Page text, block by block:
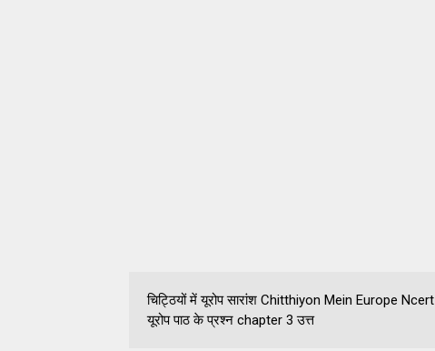
चिट्ठियों में यूरोप सारांश Chitthiyon Mein Europe
यूरोप पाठ के प्रश्न chapter 3 उत्त